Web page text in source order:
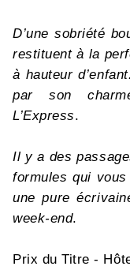
D’une sobriété
restituent à la
à hauteur
par son
L’Express.
Il y a des
formules qui
une pure
week-end.
Prix du Titre -